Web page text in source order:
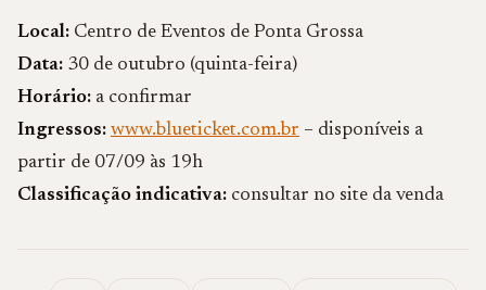
Local: Centro de Eventos de Ponta Grossa
Data: 30 de outubro (quinta-feira)
Horário: a confirmar
Ingressos: www.blueticket.com.br – disponíveis a
partir de 07/09 às 19h
Classificação indicativa: consultar no site da venda